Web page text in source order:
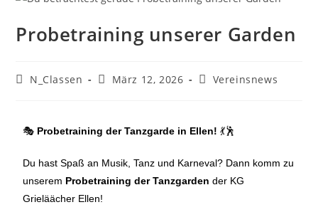
Probetraining unserer Garden
N_Classen März 12, 2026 Vereinsnews
🎭 ProbetrainingderTanzgarde in Ellen! 💃🕺
Du hastSpaßan Musik,Tanzund Karneval? Dann kommzu
unserem ProbetrainingderTanzgarden der KG
Grieläächer Ellen!